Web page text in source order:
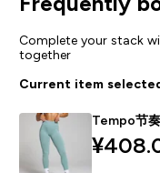
Complete your stack
together
Current item
Tempo节